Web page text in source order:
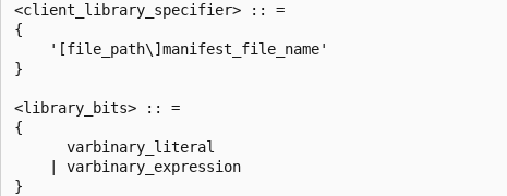
<client_library_specifier> :: =
{
    '[file_path\]manifest_file_name'
}
<library_bits> :: =
{
      varbinary_literal
    | varbinary_expression
}